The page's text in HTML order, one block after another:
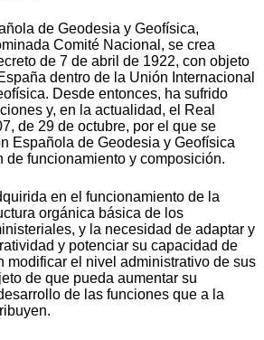
de Geodesia y Geofísica,
Comité Nacional, se crea
de 7 de abril de 1922, con objeto
dentro de la Unión Internacional
Desde entonces, ha sufrido
y, en la actualidad, el Real
de 29 de octubre, por el que se
Española de Geodesia y Geofísica
de funcionamiento y composición.
en el funcionamiento de la
orgánica básica de los
y la necesidad de adaptar y
y potenciar su capacidad de
modificar el nivel administrativo de sus
de que pueda aumentar su
de las funciones que a la